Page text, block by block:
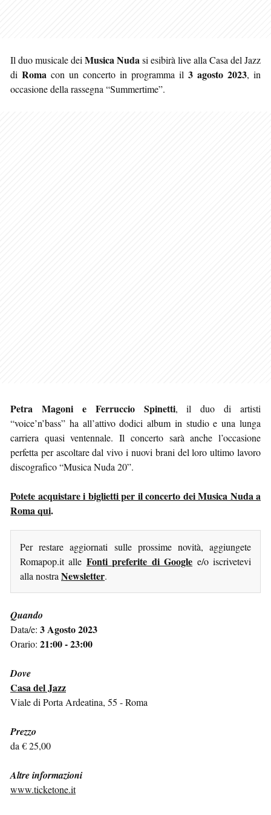
Il duo musicale dei Musica Nudasi esibirà live alla Casa del Jazz
di Roma con un concerto in programma il 3 agosto 2023, in
occasione della rassegna “Summertime”.
Petra Magoni e Ferruccio Spinetti, il duo di artisti
“voice’n’bass” ha all’attivo dodici album in studio e una lunga
carriera quasi ventennale. Il concerto sarà anche l’occasione
perfetta per ascoltare dal vivo i nuovi brani del loro ultimo lavoro
discografico “Musica Nuda 20”.
Potete acquistare i biglietti per il concerto dei Musica Nuda a
Roma qui.
Per restare aggiornati sulle prossime novità, aggiungete
Romapop.it alle Fonti preferite di Google e/o iscrivetevi
alla nostra Newsletter.
Quando
Data/e: 3 Agosto 2023
Orario: 21:00 - 23:00
Dove
Casa del Jazz
Viale di Porta Ardeatina, 55 - Roma
Prezzo
da € 25,00
Altre informazioni
www.ticketone.it